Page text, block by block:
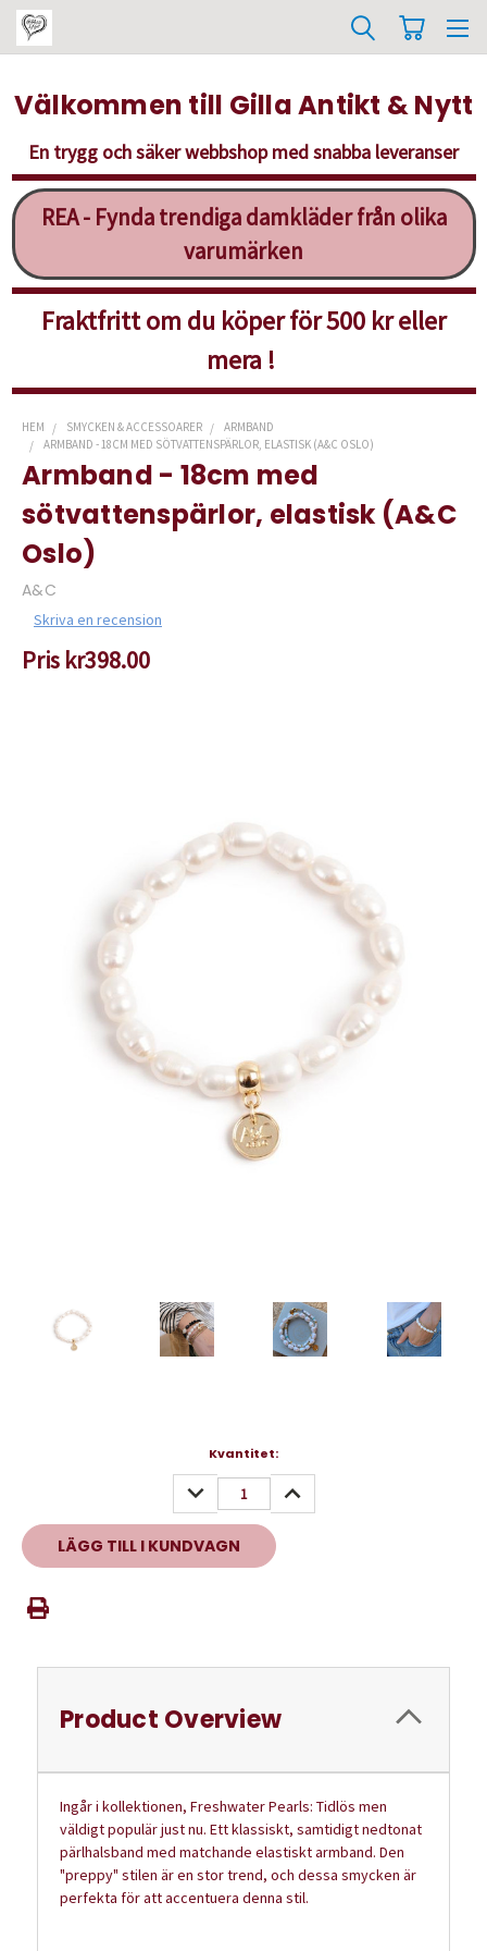
Välkommen till Gilla Antikt & Nytt
En trygg och säker webbshop med snabba leveranser
REA - Fynda trendiga damkläder från olika
varumärken
Fraktfritt om du köper för 500 kr eller
mera !
HEM SMYCKEN & ACCESSOARER
ARMBAND
ARMBAND - 18CM MED SÖTVATTENSPÄRLOR, ELASTISK (A&C OSLO)
Armband - 18cm med
sötvattenspärlor, elastisk (A&C
Oslo)
A&C
Skriva en recension
Pris kr398.00
Kvantitet:
MINSKA
KVANTITET:
ÖKA
KVANTITET:
Product Overview
Ingår i kollektionen, Freshwater Pearls: Tidlös men
väldigt populär just nu. Ett klassiskt, samtidigt nedtonat
pärlhalsband med matchande elastiskt armband. Den
"preppy" stilen är en stor trend, och dessa smycken är
perfekta för att accentuera denna stil.